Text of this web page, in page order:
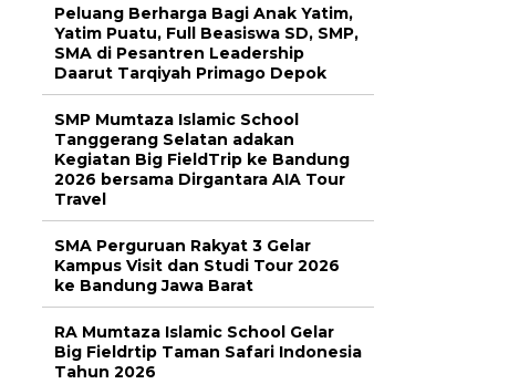
Peluang Berharga Bagi Anak Yatim,
Yatim Puatu, Full Beasiswa SD, SMP,
SMA di Pesantren Leadership
Daarut Tarqiyah Primago Depok
SMP Mumtaza Islamic School
Tanggerang Selatan adakan
Kegiatan Big FieldTrip ke Bandung
2026 bersama Dirgantara AIA Tour
Travel
SMA Perguruan Rakyat 3 Gelar
Kampus Visit dan Studi Tour 2026
ke Bandung Jawa Barat
RA Mumtaza Islamic School Gelar
Big Fieldrtip Taman Safari Indonesia
Tahun 2026